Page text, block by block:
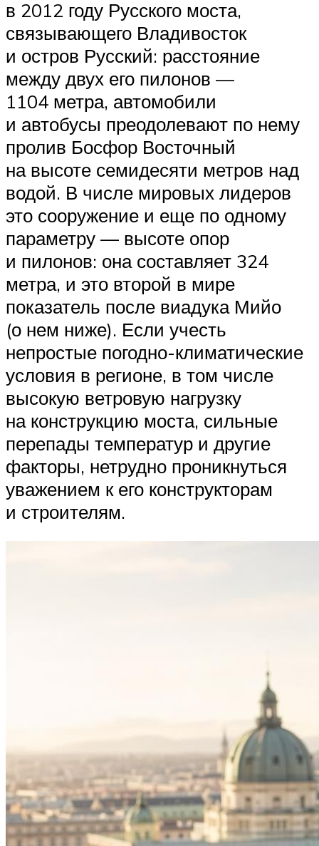
в 2012 году Русского моста,
связывающего Владивосток
и остров Русский: расстояние
между двух его пилонов —
1104 метра, автомобили
и автобусы преодолевают по нему
пролив Босфор Восточный
на высоте семидесяти метров над
водой. В числе мировых лидеров
это сооружение и еще по одному
параметру — высоте опор
и пилонов: она составляет 324
метра, и это второй в мире
показатель после виадука Мийо
(о нем ниже). Если учесть
непростые погодно-климатические
условия в регионе, в том числе
высокую ветровую нагрузку
на конструкцию моста, сильные
перепады температур и другие
факторы, нетрудно проникнуться
уважением к его конструкторам
и строителям.